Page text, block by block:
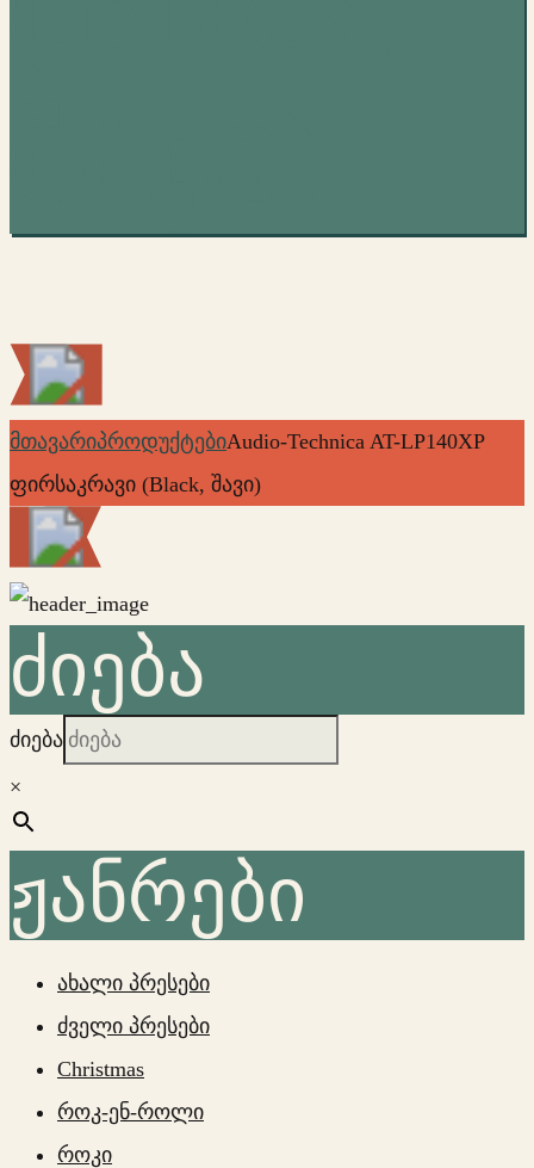
მთავარიპროდუქტებიAudio-Technica AT-LP140XP
ფირსაკრავი (Black, შავი)
ძიება
ძიება
×
ჟანრები
ახალი პრესები
ძველი პრესები
Christmas
როკ-ენ-როლი
როკი